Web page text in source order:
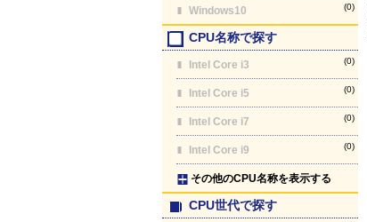
Windows10 (0)
CPU名称で探す
Intel Core i3 (0)
Intel Core i5 (0)
Intel Core i7 (0)
Intel Core i9 (0)
その他のCPU名称を表示する
CPU世代で探す